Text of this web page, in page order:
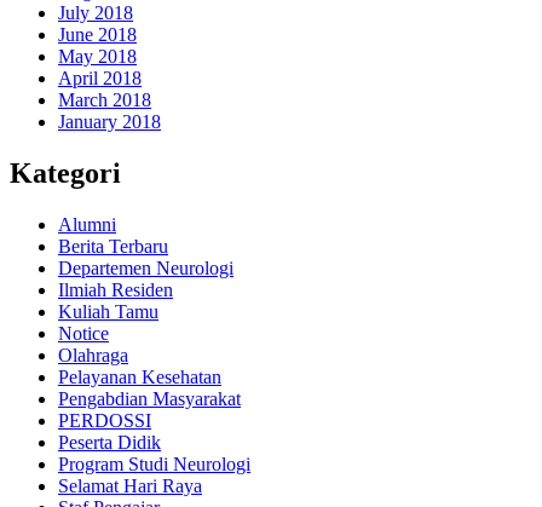
July 2018
June 2018
May 2018
April 2018
March 2018
January 2018
Kategori
Alumni
Berita Terbaru
Departemen Neurologi
Ilmiah Residen
Kuliah Tamu
Notice
Olahraga
Pelayanan Kesehatan
Pengabdian Masyarakat
PERDOSSI
Peserta Didik
Program Studi Neurologi
Selamat Hari Raya